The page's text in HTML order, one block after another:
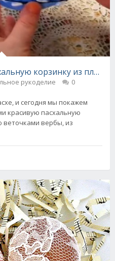
корзинку из
рукоделие 0
и сегодня мы покажем
красивую пасхальную
веточками вербы, из